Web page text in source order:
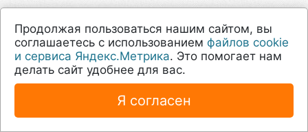
Продолжая пользоваться нашим сайтом, вы
соглашаетесь с использованием файлов cookie
и сервиса Яндекс.Метрика. Это помогает нам
делать сайт удобнее для вас.
Я согласен